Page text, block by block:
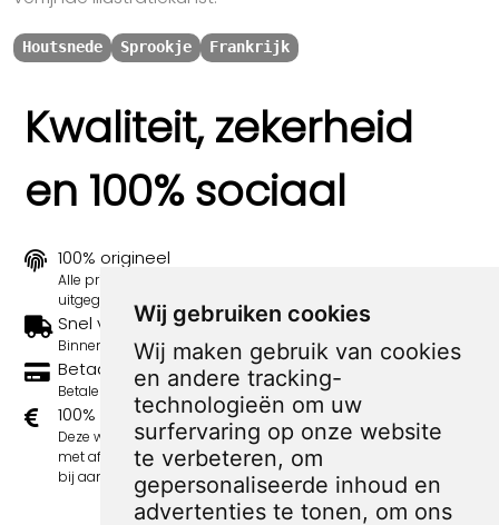
Wij gebruiken cookies
Wij maken gebruik van cookies
en andere tracking-
technologieën om uw
surfervaring op onze website
te verbeteren, om
gepersonaliseerde inhoud en
advertenties te tonen, om ons
Houtsnede Sprookje Frankrijk
Kwaliteit, zekerheid
en 100% sociaal
100% origineel
Alle prints zijn 100% origineel in de jaren 1910-1920
uitgegeven.
Snel verzonden
Binnen 3 werkdagen wordt je print verstuurd.
Betaal veilig en eenvoudig
Betalen kan met iDeal, Credit Card en Paypal.
100% sociaal
Deze webshop wordt volledig gerund door jongens
met afstand tot de arbeidsmarkt. Je bestelling draagt
bij aan hun welzijn en toekomstplannen!